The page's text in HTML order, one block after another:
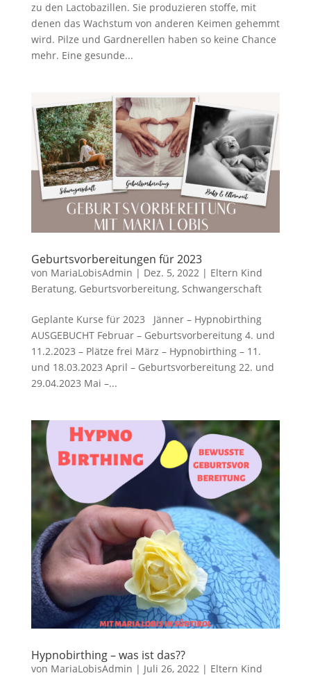
zu den Lactobazillen. Sie produzieren stoffe, mit
denen das Wachstum von anderen Keimen gehemmt
wird. Pilze und Gardnerellen haben so keine Chance
mehr. Eine gesunde...
Geburtsvorbereitungen für 2023
von MariaLobisAdmin | Dez. 5, 2022| Eltern Kind
Beratung, Geburtsvorbereitung, Schwangerschaft
Geplante Kurse für 2023 Jänner – Hypnobirthing
AUSGEBUCHT Februar – Geburtsvorbereitung 4. und
11.2.2023 – Plätze frei März – Hypnobirthing – 11.
und 18.03.2023 April – Geburtsvorbereitung 22. und
29.04.2023 Mai –...
Hypnobirthing – was ist das??
von MariaLobisAdmin | Juli 26, 2022| Eltern Kind